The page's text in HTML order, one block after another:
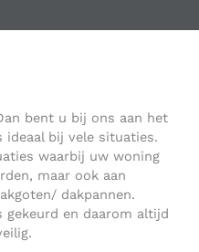
bent u bij ons aan het
ideaal bij vele situaties.
waarbij uw woning
maar ook aan
dakpannen.
en daarom altijd